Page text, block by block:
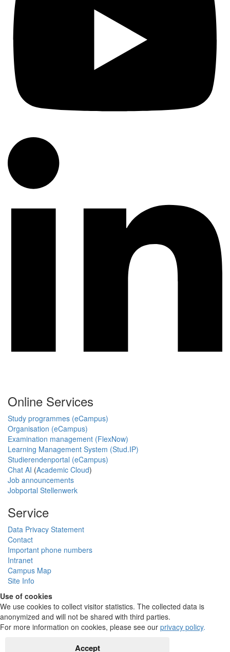
Online Services
Study programmes (eCampus)
Organisation (eCampus)
Examination management (FlexNow)
Learning Management System (Stud.IP)
Studierendenportal (eCampus)
Chat AI (Academic Cloud)
Job announcements
Jobportal Stellenwerk
Service
Data Privacy Statement
Contact
Important phone numbers
Intranet
Campus Map
Site Info
Use of cookies
We use cookies to collect visitor statistics. The collected data is
anonymized and will not be shared with third parties.
For more information on cookies, please see our privacy policy.
Accept